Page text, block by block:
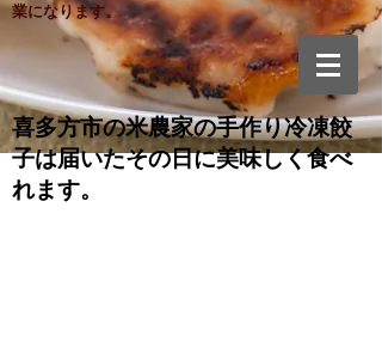
業になります。
喜多方市の米農家の手作り冷凍餃
子は届いたその日に美味しく食べ
れます。